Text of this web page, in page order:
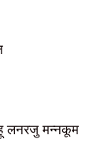
लनरजु मन्नकूम